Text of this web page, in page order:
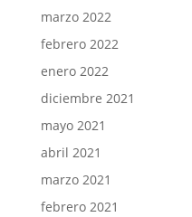
marzo 2022
febrero 2022
enero 2022
diciembre 2021
mayo 2021
abril 2021
marzo 2021
febrero 2021